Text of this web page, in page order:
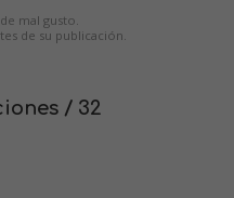
mal gusto.
de su publicación.
/ 32